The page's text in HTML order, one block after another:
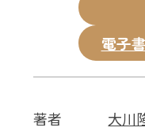
電子
著者
大川